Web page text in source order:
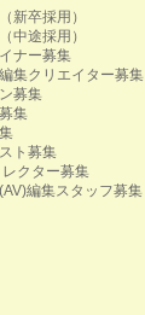
新卒採用）
中途採用）
ナー募集
集クリエイター募集
募集
集
ト募集
クター募集
編集スタッフ募集